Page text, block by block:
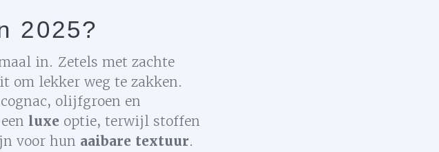
2025?
in. Zetels met zachte
om lekker weg te zakken.
olijfgroen en
luxe optie, terwijl stoffen
voor hun aaibare textuur.